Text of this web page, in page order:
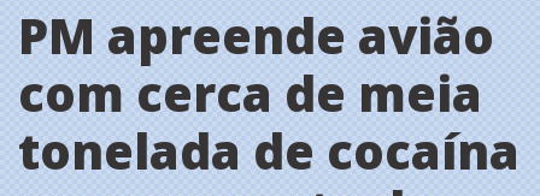
PM apreende avião
com cerca de meia
tonelada de cocaína